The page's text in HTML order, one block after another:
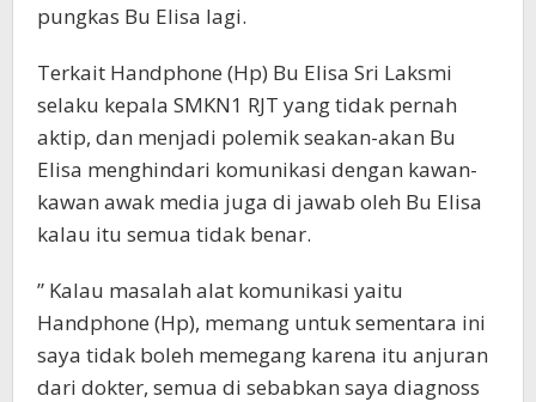
pungkas Bu Elisa lagi.
Terkait Handphone (Hp) Bu Elisa Sri Laksmi
selaku kepala SMKN1 RJT yang tidak pernah
aktip, dan menjadi polemik seakan-akan Bu
Elisa menghindari komunikasi dengan kawan-
kawan awak media juga di jawab oleh Bu Elisa
kalau itu semua tidak benar.
” Kalau masalah alat komunikasi yaitu
Handphone (Hp), memang untuk sementara ini
saya tidak boleh memegang karena itu anjuran
dari dokter, semua di sebabkan saya diagnoss